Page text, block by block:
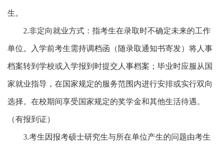
生。
2.非定向就业方式：指考生在录取时不确定未来的工作
单位。入学前考生需持调档函（随录取通知书寄发）将人事
档案转到学校或入学报到时提交人事档案；毕业时应服从国
家就业指导，在国家规定的服务范围内进行安排或实行双向
选择。在校期间享受国家规定的奖学金和其他生活待遇。
（有报到证）
3.考生因报考硕士研究生与所在单位产生的问题由考生